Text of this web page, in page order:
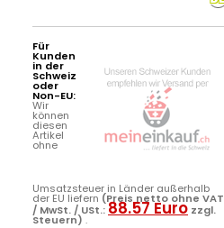
Für
Kunden
in der
Schweiz
oder
Non-EU:
Wir
können
diesen
Artikel
ohne
Umsatzsteuer in Länder außerhalb
der EU liefern (Preis netto ohne VAT
/ MwSt. / USt.:88.57 Euro zzgl.
Steuern) .